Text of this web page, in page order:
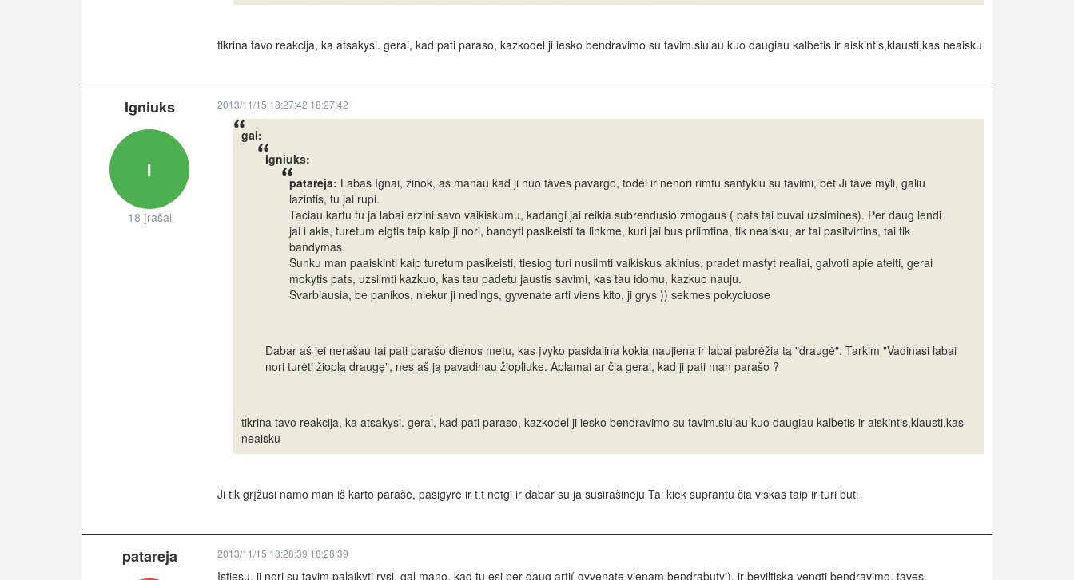
tikrina tavo reakcija, ka atsakysi. gerai, kad pati paraso, kazkodel ji iesko bendravimo su tavim.siulau kuo daugiau kalbetis ir aiskintis,klausti,kas neaisku
Igniuks
I
18 įrašai
2013/11/15 18:27:42 18:27:42
gal:
Igniuks:
patareja: Labas Ignai, zinok, as manau kad ji nuo taves pavargo, todel ir nenori rimtu santykiu su tavimi, bet Ji tave myli, galiu
lazintis, tu jai rupi.
Taciau kartu tu ja labai erzini savo vaikiskumu, kadangi jai reikia subrendusio zmogaus ( pats tai buvai uzsimines). Per daug lendi
jai i akis, turetum elgtis taip kaip ji nori, bandyti pasikeisti ta linkme, kuri jai bus priimtina, tik neaisku, ar tai pasitvirtins, tai tik
bandymas.
Sunku man paaiskinti kaip turetum pasikeisti, tiesiog turi nusiimti vaikiskus akinius, pradet mastyt realiai, galvoti apie ateiti, gerai
mokytis pats, uzsiimti kazkuo, kas tau padetu jaustis savimi, kas tau idomu, kazkuo nauju.
Svarbiausia, be panikos, niekur ji nedings, gyvenate arti viens kito, ji grys )) sekmes pokyciuose
Dabar aš jei nerašau tai pati parašo dienos metu, kas įvyko pasidalina kokia naujiena ir labai pabrėžia tą "draugė". Tarkim "Vadinasi labai
nori turėti žioplą draugę", nes aš ją pavadinau žiopliuke. Aplamai ar čia gerai, kad ji pati man parašo ?
tikrina tavo reakcija, ka atsakysi. gerai, kad pati paraso, kazkodel ji iesko bendravimo su tavim.siulau kuo daugiau kalbetis ir aiskintis,klausti,kas
neaisku
Ji tik grįžusi namo man iš karto parašė, pasigyrė ir t.t netgi ir dabar su ja susirašinėju Tai kiek suprantu čia viskas taip ir turi būti
patareja 2013/11/15 18:28:39 18:28:39
Istiesu, ji nori su tavim palaikyti rysi, gal mano, kad tu esi per daug arti( gyvenate vienam bendrabutyj), ir beviltiska vengti bendravimo, taves.